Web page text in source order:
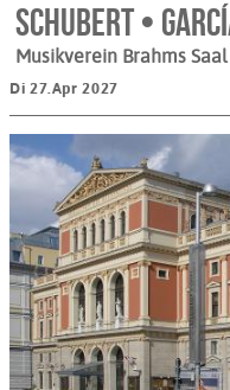
Schubert •
Musikverein Brahms Saal
Di 27.Apr 2027